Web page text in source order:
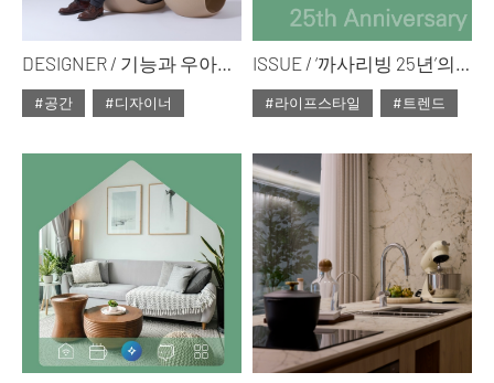
DESIGNER / 기능과 우아함, 가치의 융합
#공간
#디자이너
ISSUE / ‘까사리빙 25년’의 기록 시간을 잇는 리빙 트렌드의 재발견
#라이프스타일
#트렌드
#ISSUE300